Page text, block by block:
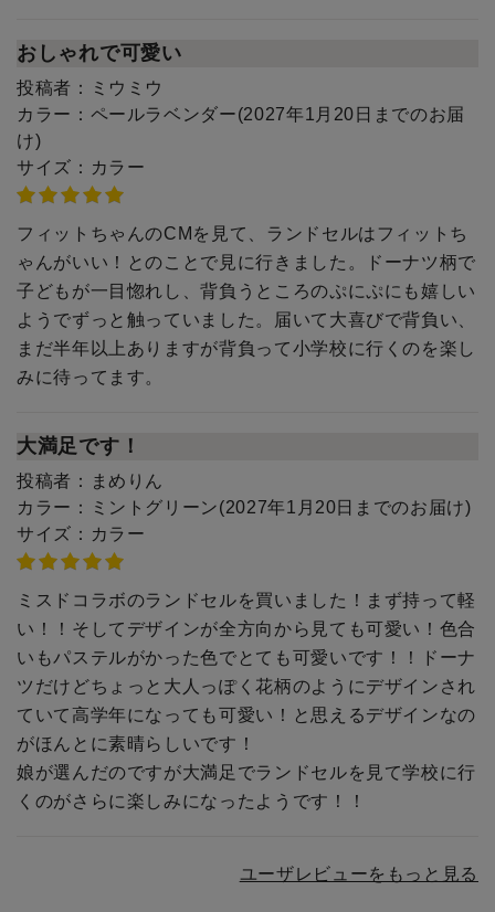
おしゃれで可愛い
投稿者：
ミウミウ
カラー： ペールラベンダー(2027年1月20日までのお届
け)
サイズ： カラー
フィットちゃんのCMを見て、ランドセルはフィットち
ゃんがいい！とのことで見に行きました。ドーナツ柄で
子どもが一目惚れし、背負うところのぷにぷにも嬉しい
ようでずっと触っていました。届いて大喜びで背負い、
まだ半年以上ありますが背負って小学校に行くのを楽し
みに待ってます。
大満足です！
投稿者：
まめりん
カラー：
ミントグリーン(2027年1月20日までのお届け)
サイズ： カラー
ミスドコラボのランドセルを買いました！まず持って軽
い！！そしてデザインが全方向から見ても可愛い！色合
いもパステルがかった色でとても可愛いです！！ドーナ
ツだけどちょっと大人っぽく花柄のようにデザインされ
ていて高学年になっても可愛い！と思えるデザインなの
がほんとに素晴らしいです！
娘が選んだのですが大満足でランドセルを見て学校に行
くのがさらに楽しみになったようです！！
ユーザレビューをもっと見る